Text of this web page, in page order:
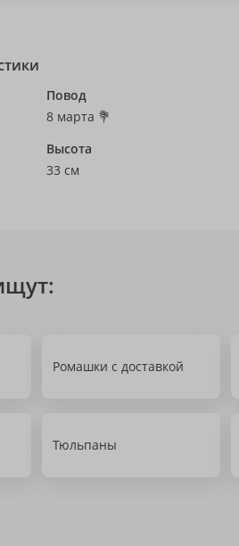
Повод
8 марта 💐
Высота
33 см
Ромашки с доставкой
Тюльпаны